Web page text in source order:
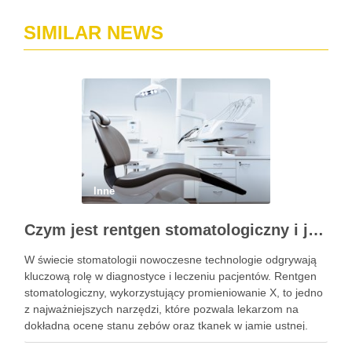
SIMILAR NEWS
Inne
Czym jest rentgen stomatologiczny i jak pomaga w diagnostyce?
W świecie stomatologii nowoczesne technologie odgrywają
kluczową rolę w diagnostyce i leczeniu pacjentów. Rentgen
stomatologiczny, wykorzystujący promieniowanie X, to jedno
z najważniejszych narzędzi, które pozwala lekarzom na
dokładną ocenę stanu zębów oraz tkanek w jamie ustnej.
Dzięki niemu możliwe jest nie tylko wykrywanie próchnicy, ale